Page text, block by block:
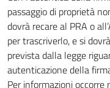
passaggio di proprietà
dovrà recare al PRA o
per trascriverlo, e si
prevista dalla legge
autenticazione della
Per informazioni occorre